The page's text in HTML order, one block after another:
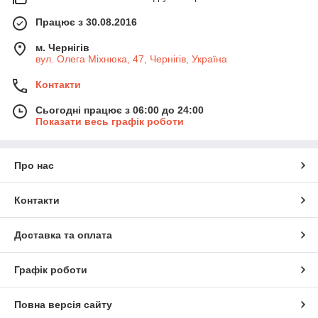
Працює з 30.08.2016
м. Чернігів
вул. Олега Міхнюка, 47, Чернігів, Україна
Контакти
Сьогодні працює з 06:00 до 24:00
Показати весь графік роботи
Про нас
Контакти
Доставка та оплата
Графік роботи
Повна версія сайту